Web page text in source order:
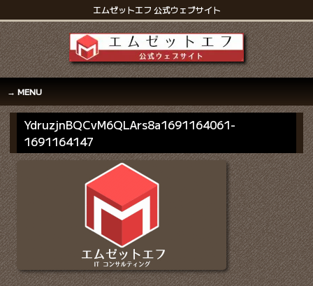
エムゼットエフ 公式ウェブサイト
MENU
YdruzjnBQCvM6QLArs8a1691164061-
1691164147